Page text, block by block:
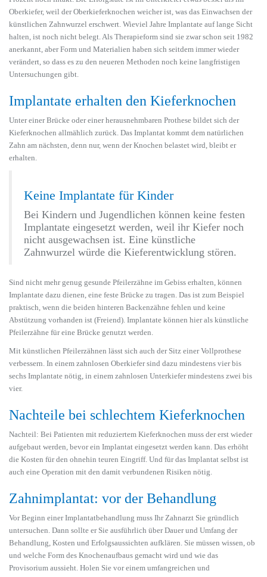
Oberkiefer, weil der Oberkieferknochen weicher ist, was das Einwachsen der
künstlichen Zahnwurzel erschwert. Wieviel Jahre Implantate auf lange Sicht
halten, ist noch nicht belegt. Als Therapieform sind sie zwar schon seit 1982
anerkannt, aber Form und Materialien haben sich seitdem immer wieder
verändert, so dass es zu den neueren Methoden noch keine langfristigen
Untersuchungen gibt.
Implantate erhalten den Kieferknochen
Unter einer Brücke oder einer herausnehmbaren Prothese bildet sich der
Kieferknochen allmählich zurück. Das Implantat kommt dem natürlichen
Zahn am nächsten, denn nur, wenn der Knochen belastet wird, bleibt er
erhalten.
Keine Implantate für Kinder
Bei Kindern und Jugendlichen können keine festen
Implantate eingesetzt werden, weil ihr Kiefer noch
nicht ausgewachsen ist. Eine künstliche
Zahnwurzel würde die Kieferentwicklung stören.
Sind nicht mehr genug gesunde Pfeilerzähne im Gebiss erhalten, können
Implantate dazu dienen, eine feste Brücke zu tragen. Das ist zum Beispiel
praktisch, wenn die beiden hinteren Backenzähne fehlen und keine
Abstützung vorhanden ist (Freiend). Implantate können hier als künstliche
Pfeilerzähne für eine Brücke genutzt werden.
Mit künstlichen Pfeilerzähnen lässt sich auch der Sitz einer Vollprothese
verbessern. In einem zahnlosen Oberkiefer sind dazu mindestens vier bis
sechs Implantate nötig, in einem zahnlosen Unterkiefer mindestens zwei bis
vier.
Nachteile bei schlechtem Kieferknochen
Nachteil: Bei Patienten mit reduziertem Kieferknochen muss der erst wieder
aufgebaut werden, bevor ein Implantat eingesetzt werden kann. Das erhöht
die Kosten für den ohnehin teuren Eingriff. Und für das Implantat selbst ist
auch eine Operation mit den damit verbundenen Risiken nötig.
Zahnimplantat: vor der Behandlung
Vor Beginn einer Implantatbehandlung muss Ihr Zahnarzt Sie gründlich
untersuchen. Dann sollte er Sie ausführlich über Dauer und Umfang der
Behandlung, Kosten und Erfolgsaussichten aufklären. Sie müssen wissen, ob
und welche Form des Knochenaufbaus gemacht wird und wie das
Provisorium aussieht. Holen Sie vor einem umfangreichen und